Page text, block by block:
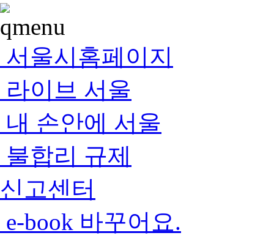
서울시홈페이지
라이브 서울
내 손안에 서울
불합리 규제
신고센터
e-book 바꾸어요.